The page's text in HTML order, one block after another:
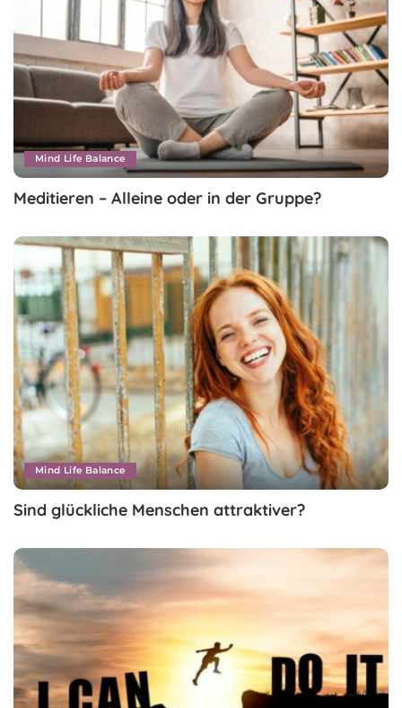
Mind Life Balance
Meditieren – Alleine oder in der Gruppe?
Mind Life Balance
Sind glückliche Menschen attraktiver?